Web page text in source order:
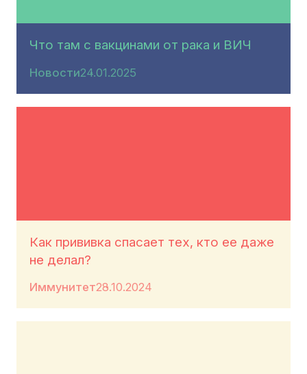
Что там с вакцинами от рака и ВИЧ
Новости24.01.2025
Как прививка спасает тех, кто ее даже
не делал?
Иммунитет28.10.2024